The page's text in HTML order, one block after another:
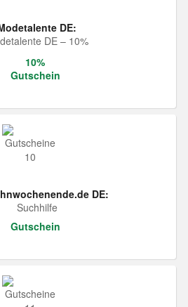
DE:
DE – 10%
10%
Gutschein
DE:
Suchhilfe
Gutschein